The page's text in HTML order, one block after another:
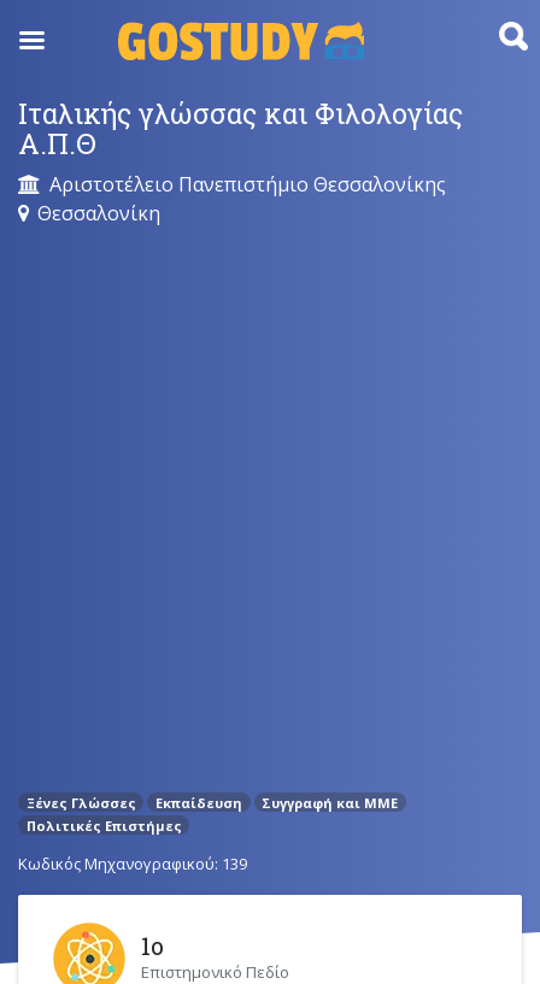
content
Ιταλικής γλώσσας και Φιλολογίας
Α.Π.Θ
Αριστοτέλειο Πανεπιστήμιο Θεσσαλονίκης
Θεσσαλονίκη
Ξένες Γλώσσες Εκπαίδευση
Συγγραφή και ΜΜΕ
Πολιτικές Επιστήμες
Κωδικός Μηχανογραφικού: 139
1ο
Επιστημονικό Πεδίο